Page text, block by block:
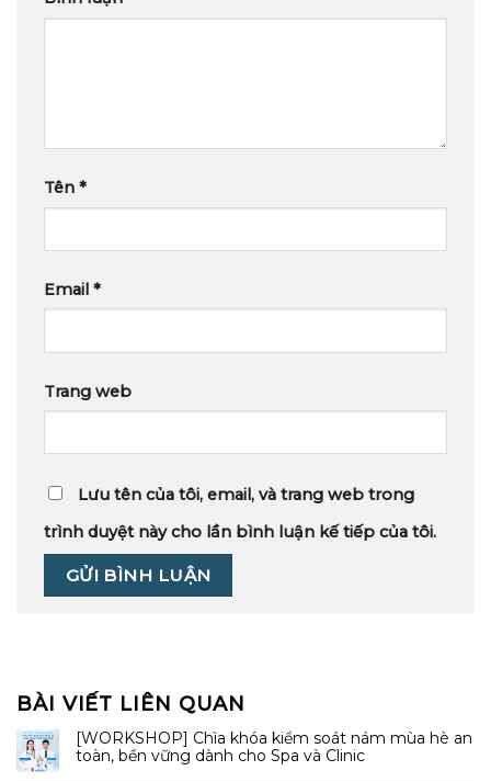
Tên *
Email *
Trang web
Lưu tên của tôi, email, và trang web trong
trình duyệt này cho lần bình luận kế tiếp của tôi.
BÀI VIẾT LIÊN QUAN
[WORKSHOP] Chìa khóa kiểm soát nám mùa hè an
toàn, bền vững dành cho Spa và Clinic